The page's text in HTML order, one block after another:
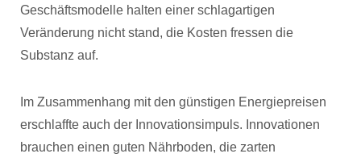
Geschäftsmodelle halten einer schlagartigen
Veränderung nicht stand, die Kosten fressen die
Substanz auf.
Im Zusammenhang mit den günstigen Energiepreisen
erschlaffte auch der Innovationsimpuls. Innovationen
brauchen einen guten Nährboden, die zarten